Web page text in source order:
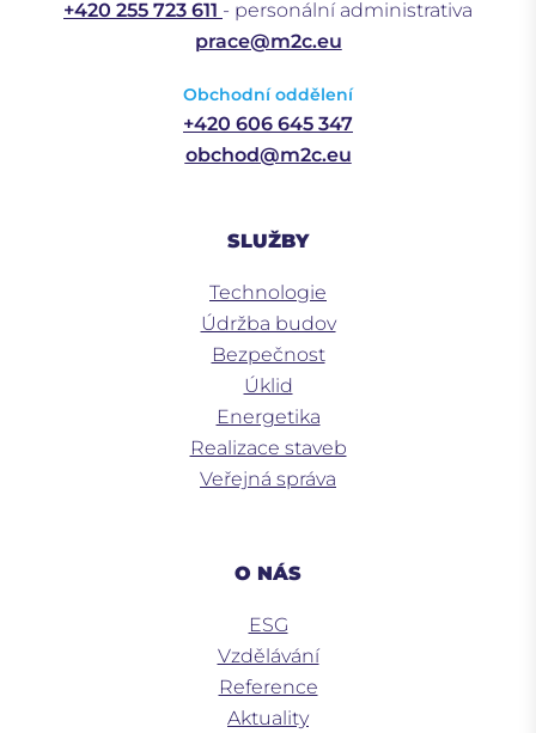
+420 255 723 611 - personální administrativa
prace@m2c.eu
Obchodní oddělení
+420 606 645 347
obchod@m2c.eu
SLUŽBY
Technologie
Údržba budov
Bezpečnost
Úklid
Energetika
Realizace staveb
Veřejná správa
O NÁS
ESG
Vzdělávání
Reference
Aktuality